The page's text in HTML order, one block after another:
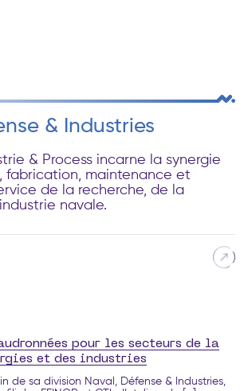
& Industries
& Process incarne la synergie
fabrication, maintenance et
de la recherche, de la
navale.
pour les secteurs de la
et des industries
de sa division Naval, Défense & Industries,